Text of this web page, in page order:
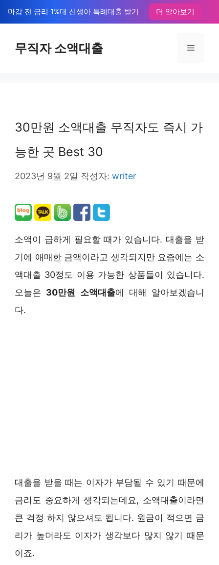
텐
마감 전 금리 1%대 신생아 특례대출 받기 더 알아보기
무직자 소액대출 메
30만원 소액대출 무직자도 즉시 가
능한 곳 Best 30
2023년 9월 2일 작성자: writer
소액이 급하게 필요할 때가 있습니다. 대출을 받
기에 애매한 금액이라고 생각되지만 요즘에는 소
액대출 30정도 이용 가능한 상품들이 있습니다.
오늘은 30만원 소액대출에 대해 알아보겠습니
다.
대출을 받을 때는 이자가 부담될 수 있기 때문에
금리도 중요하게 생각되는데요, 소액대출이라면
큰 걱정 하지 않으셔도 됩니다. 원금이 적으면 금
리가 높더라도 이자가 생각보다 많지 않기 때문
이죠.